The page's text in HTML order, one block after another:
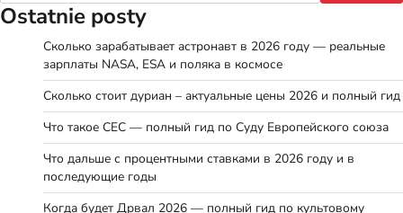
Ostatnie posty
Сколько зарабатывает астронавт в 2026 году — реальные
зарплаты NASA, ESA и поляка в космосе
Сколько стоит дуриан – актуальные цены 2026 и полный гид
Что такое СЕС — полный гид по Суду Европейского союза
Что дальше с процентными ставками в 2026 году и в
последующие годы
Когда будет Дрвал 2026 — полный гид по культовому